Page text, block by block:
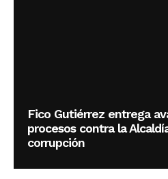
Fico Gutiérrez entrega
procesos contra la
corrupción